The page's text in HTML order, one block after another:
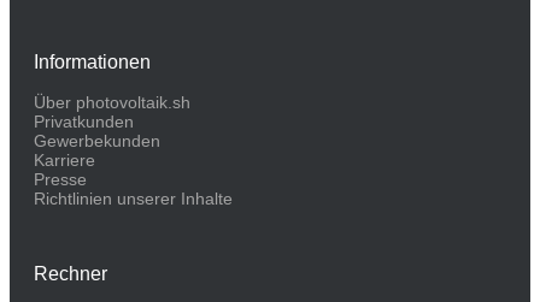
Informationen
Über photovoltaik.sh
Privatkunden
Gewerbekunden
Karriere
Presse
Richtlinien unserer Inhalte
Rechner